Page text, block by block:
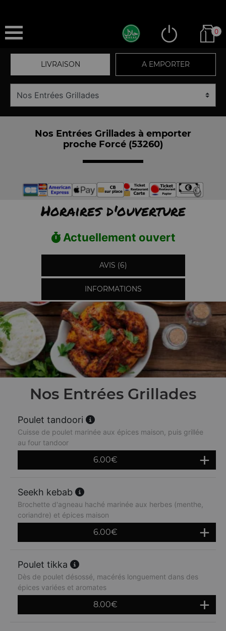
0
LIVRAISON A EMPORTER
Nos Entrées Grillades à emporter
proche Forcé (53260)
Horaires d'ouverture
Actuellement ouvert
AVIS (6)
INFORMATIONS
Nos Entrées Grillades
Poulet tandoori
Cuisse de poulet marinée aux épices maison, puis grillée
au four tandoor
6.00€
Seekh kebab
Brochette d'agneau haché marinée aux herbes (menthe,
coriandre) et épices maison
6.00€
Poulet tikka
Dès de poulet désossé, macérés longuement dans des
épices variées et aromates
8.00€